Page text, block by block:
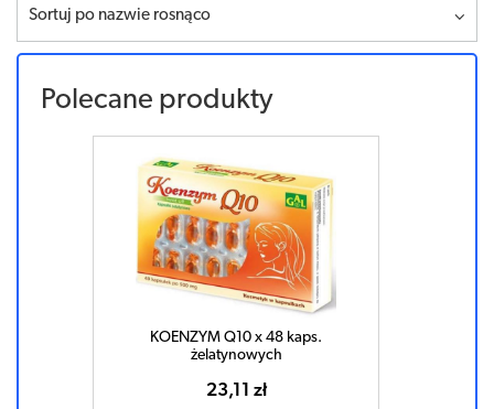
Sortuj po nazwie rosnąco
Polecane produkty
KOENZYM Q10 x 48 kaps.
żelatynowych
23,11 zł